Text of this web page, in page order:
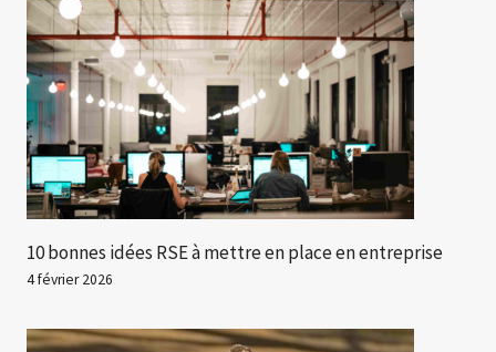
10 bonnes idées RSE à mettre en place en entreprise
4 février 2026